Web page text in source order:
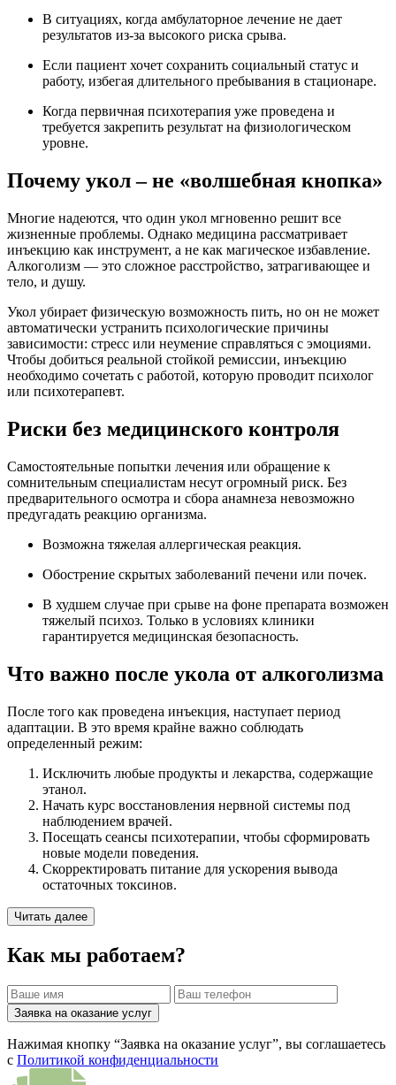
В ситуациях, когда амбулаторное лечение не дает
результатов из-за высокого риска срыва.
Если пациент хочет сохранить социальный статус и
работу, избегая длительного пребывания в стационаре.
Когда первичная психотерапия уже проведена и
требуется закрепить результат на физиологическом
уровне.
Почему укол – не «волшебная кнопка»
Многие надеются, что один укол мгновенно решит все
жизненные проблемы. Однако медицина рассматривает
инъекцию как инструмент, а не как магическое избавление.
Алкоголизм — это сложное расстройство, затрагивающее и
тело, и душу.
Укол убирает физическую возможность пить, но он не может
автоматически устранить психологические причины
зависимости: стресс или неумение справляться с эмоциями.
Чтобы добиться реальной стойкой ремиссии, инъекцию
необходимо сочетать с работой, которую проводит психолог
или психотерапевт.
Риски без медицинского контроля
Самостоятельные попытки лечения или обращение к
сомнительным специалистам несут огромный риск. Без
предварительного осмотра и сбора анамнеза невозможно
предугадать реакцию организма.
Возможна тяжелая аллергическая реакция.
Обострение скрытых заболеваний печени или почек.
В худшем случае при срыве на фоне препарата возможен
тяжелый психоз. Только в условиях клиники
гарантируется медицинская безопасность.
Что важно после укола от алкоголизма
После того как проведена инъекция, наступает период
адаптации. В это время крайне важно соблюдать
определенный режим:
Исключить любые продукты и лекарства, содержащие
этанол.
Начать курс восстановления нервной системы под
наблюдением врачей.
Посещать сеансы психотерапии, чтобы сформировать
новые модели поведения.
Скорректировать питание для ускорения вывода
остаточных токсинов.
Читать далее
Как мы работаем?
Заявка на оказание услуг
Нажимая кнопку “Заявка на оказание услуг”, вы соглашаетесь
с Политикой конфиденциальности